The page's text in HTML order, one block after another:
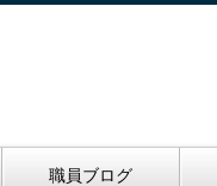
職員ブログ